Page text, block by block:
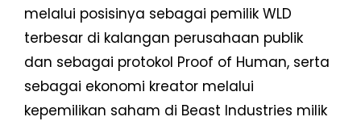
melalui posisinya sebagai pemilik WLD
terbesar di kalangan perusahaan publik
dan sebagai protokol Proof of Human, serta
sebagai ekonomi kreator melalui
kepemilikan saham di Beast Industries milik